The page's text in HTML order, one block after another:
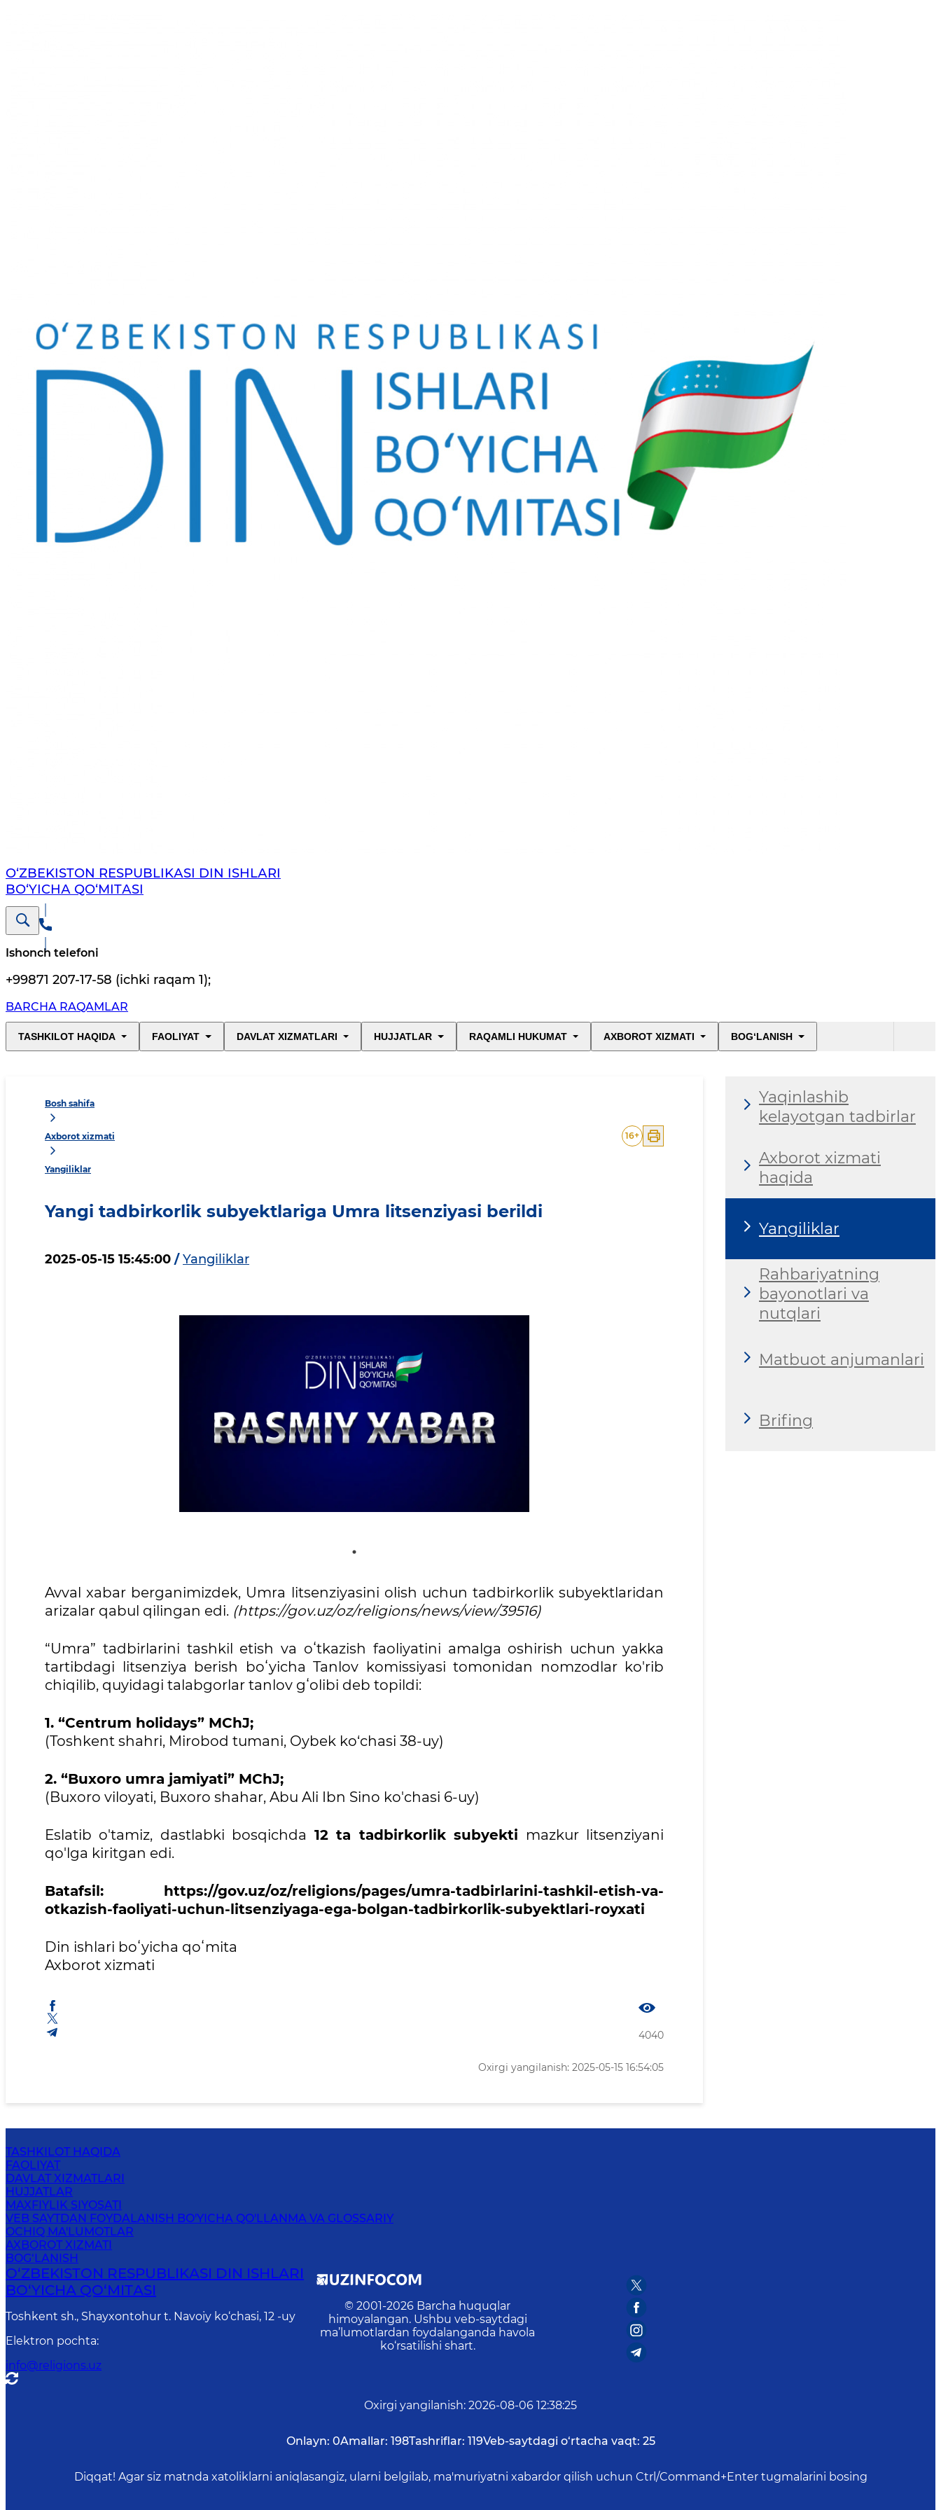
O‘ZBEKISTON RESPUBLIKАSI DIN ISHLАRI
BO‘YICHА QO‘MITАSI
Ishonch telefoni
+99871 207-17-58 (ichki raqam 1);
BARCHA RAQAMLAR
TASHKILOT HAQIDA FAOLIYAT DAVLAT XIZMATLARI HUJJATLAR RAQAMLI HUKUMAT AXBOROT XIZMATI BOG‘LANISH
Bosh sahifa
Axborot xizmati
Yangiliklar
16+
Yangi tadbirkorlik subyektlariga Umra litsenziyasi berildi
2025-05-15 15:45:00 / Yangiliklar
Avval xabar berganimizdek, Umra litsenziyasini olish uchun tadbirkorlik subyektlaridan
arizalar qabul qilingan edi. (https://gov.uz/oz/religions/news/view/39516)
“Umra” tadbirlarini tashkil etish va oʻtkazish faoliyatini amalga oshirish uchun yakka
tartibdagi litsenziya berish boʻyicha Tanlov komissiyasi tomonidan nomzodlar ko'rib
chiqilib, quyidagi talabgorlar tanlov gʻolibi deb topildi:
1. “Centrum holidays” MChJ;
(Toshkent shahri, Mirobod tumani, Oybek ko‘chasi 38-uy)
2. “Buxoro umra jamiyati” MChJ;
(Buxoro viloyati, Buxoro shahar, Abu Ali Ibn Sino ko'chasi 6-uy)
Eslatib o'tamiz, dastlabki bosqichda 12 ta tadbirkorlik subyekti mazkur litsenziyani
qo'lga kiritgan edi.
Batafsil: https://gov.uz/oz/religions/pages/umra-tadbirlarini-tashkil-etish-va-
otkazish-faoliyati-uchun-litsenziyaga-ega-bolgan-tadbirkorlik-subyektlari-royxati
Din ishlari boʻyicha qoʻmita
Axborot xizmati
4040
Oxirgi yangilanish: 2025-05-15 16:54:05
Yaqinlashib
kelayotgan tadbirlar
Axborot xizmati
haqida
Yangiliklar
Rahbariyatning
bayonotlari va
nutqlari
Matbuot anjumanlari
Brifing
TASHKILOT HAQIDA
FAOLIYAT
DAVLAT XIZMATLARI
HUJJATLAR
MAXFIYLIK SIYOSATI
VEB SAYTDAN FOYDALANISH BO'YICHA QO'LLANMA VA GLOSSARIY
OCHIQ MA'LUMOTLAR
AXBOROT XIZMATI
BOG‘LANISH
O‘ZBEKISTON RESPUBLIKАSI DIN ISHLАRI
BO‘YICHА QO‘MITАSI
Toshkent sh., Shayxontohur t. Navoiy ko‘chasi, 12 -uy
Elektron pochta:
info@religions.uz
© 2001-2026 Barcha huquqlar
himoyalangan. Ushbu veb-saytdagi
ma’lumotlardan foydalanganda havola
ko‘rsatilishi shart.
Oxirgi yangilanish: 2026-08-06 12:38:25
Onlayn: 0Amallar: 198Tashriflar: 119Veb-saytdagi o‘rtacha vaqt: 25
Diqqat! Agar siz matnda xatoliklarni aniqlasangiz, ularni belgilab, ma'muriyatni xabardor qilish uchun Ctrl/Command+Enter tugmalarini bosing